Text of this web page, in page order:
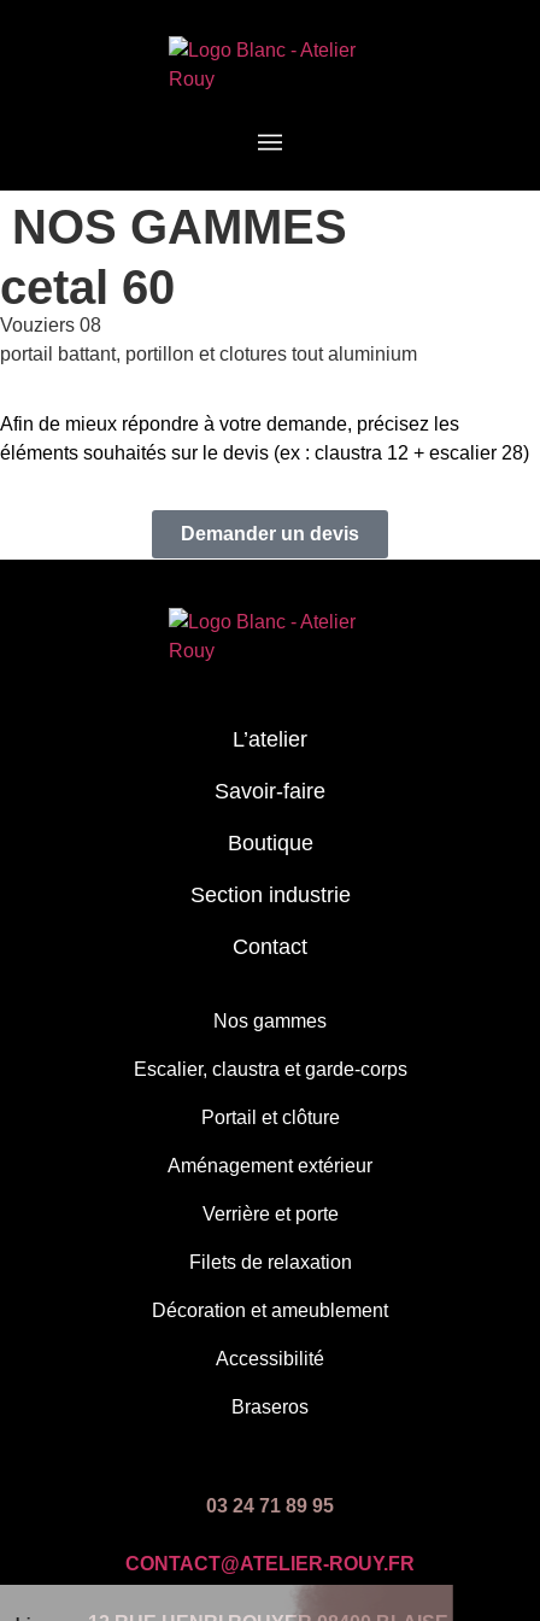
NOS GAMMES
cetal 60
Vouziers 08
portail battant, portillon et clotures tout aluminium
Afin de mieux répondre à votre demande, précisez les
éléments souhaités sur le devis (ex : claustra 12 + escalier 28)
Demander un devis
L’atelier
Savoir-faire
Boutique
Section industrie
Contact
Nos gammes
Escalier, claustra et garde-corps
Portail et clôture
Aménagement extérieur
Verrière et porte
Filets de relaxation
Décoration et ameublement
Accessibilité
Braseros
03 24 71 89 95
CONTACT@ATELIER-ROUY.FR